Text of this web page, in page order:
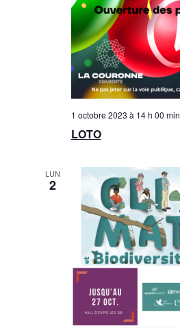
LOTO
1 octobre 2023 à 14 h 00 min
LUN
2